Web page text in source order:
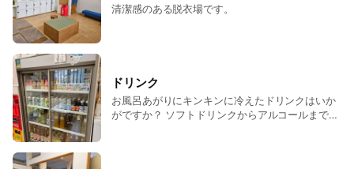
清潔感のある脱衣場です。
ドリンク
お風呂あがりにキンキンに冷えたドリンクはいか
がですか？ ソフトドリンクからアルコールまで幅